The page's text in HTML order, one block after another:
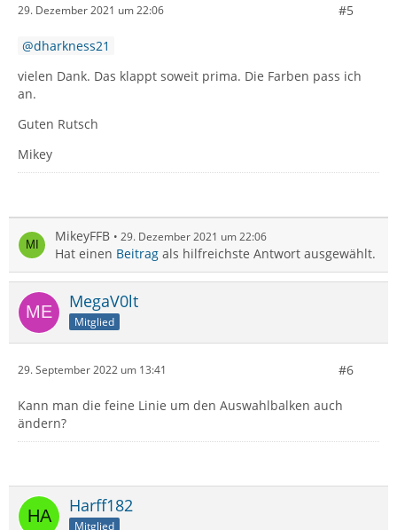
29. Dezember 2021 um 22:06 #5
dharkness21
vielen Dank. Das klappt soweit prima. Die Farben pass ich
an.
Guten Rutsch
Mikey
MikeyFFB 29. Dezember 2021 um 22:06
Hat einen Beitrag als hilfreichste Antwort ausgewählt.
MegaV0lt
Mitglied
29. September 2022 um 13:41 #6
Kann man die feine Linie um den Auswahlbalken auch
ändern?
Harff182
Mitglied